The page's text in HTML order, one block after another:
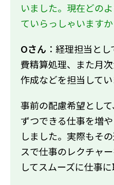
いました。現在どの
ていらっしゃいますか
Oさん ：経理担当と
費精算処理、また月
作成などを担当してい
事前の配慮希望とし
ずつできる仕事を増
しました。実際もそ
スで仕事のレクチャ
してスムーズに仕事